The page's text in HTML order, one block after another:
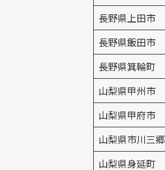
長野県上田市
長野県飯田市
長野県箕輪町
山梨県甲州市
山梨県甲府市
山梨県市川三
山梨県身延町